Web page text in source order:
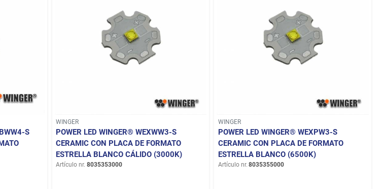
S
WINGER
POWER LED WINGER® WEXWW3-S
CERAMIC CON PLACA DE FORMATO
ESTRELLA BLANCO CÁLIDO (3000K)
Artículo nr. 8035353000
WINGER
POWER LED WINGER® WEXPW3-S
CERAMIC CON PLACA DE FORMATO
ESTRELLA BLANCO (6500K)
Artículo nr. 8035355000